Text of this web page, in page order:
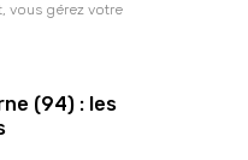
vous gérez votre
(94) : les